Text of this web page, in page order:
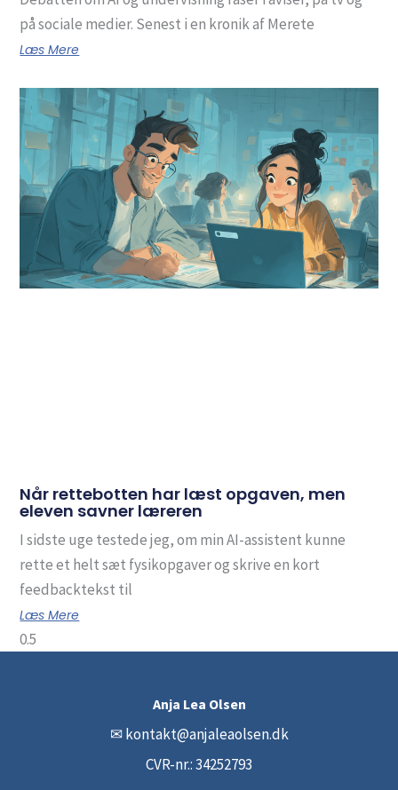
på sociale medier. Senest i en kronik af Merete
Læs Mere
Når rettebotten har læst opgaven, men
eleven savner læreren
I sidste uge testede jeg, om min AI-assistent kunne
rette et helt sæt fysikopgaver og skrive en kort
feedbacktekst til
Læs Mere
Anja Lea Olsen
✉kontakt@anjaleaolsen.dk
CVR-nr.: 34252793